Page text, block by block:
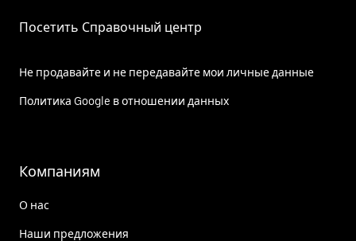
Посетить Справочный центр
Не продавайте и не передавайте мои личные данные
Политика Google в отношении данных
Компаниям
О нас
Наши предложения